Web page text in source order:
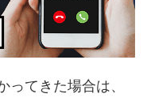
ってきた場合は、